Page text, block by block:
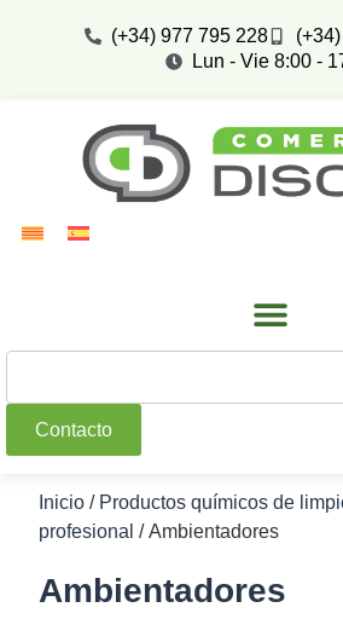
(+34) 977 795 228
Lun - Vie 8:00 -
Contacto
Inicio / Productos químicos de
profesional / Ambientadores
Ambientadores